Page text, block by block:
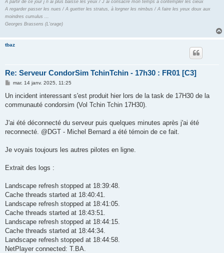
A partir de ce jour j´n´ai plus baissé les yeux / J´ai consacré mon temps à contempler les cieux
A regarder passer les nues / A guetter les stratus, à lorgner les nimbus / A faire les yeux doux aux
moindres cumulus ...
Georges Brassens (L'orage)
tbaz
Re: Serveur CondorSim TchinTchin - 17h30 : FR01 [C3]
M
s
a
mar. 14 janv. 2025, 11:25
Un incident interessant s'est produit hier lors de la task de 17H30 de la
communauté condorsim (Vol Tchin Tchin 17H30).
J'ai été déconnecté du serveur puis quelques minutes après j'ai été
reconnecté. @DGT - Michel Bernard a été témoin de ce fait.
Je voyais toujours les autres pilotes en ligne.
Extrait des logs :
Landscape refresh stopped at 18:39:48.
Cache threads started at 18:40:41.
Landscape refresh stopped at 18:41:05.
Cache threads started at 18:43:51.
Landscape refresh stopped at 18:44:15.
Cache threads started at 18:44:34.
Landscape refresh stopped at 18:44:58.
NetPlayer connected: T.BA.